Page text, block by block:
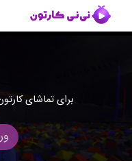
برای تماشای